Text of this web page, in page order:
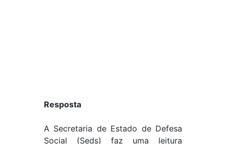
Resposta
A Secretaria de Estado de Defesa
Social (Seds) faz uma leitura